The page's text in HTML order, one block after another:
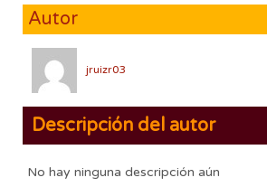
Autor
jruizr03
Descripción del autor
No hay ninguna descripción aún